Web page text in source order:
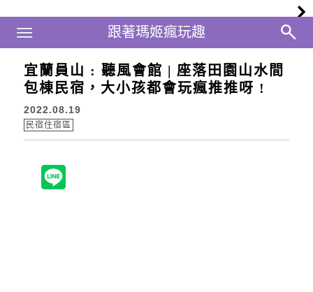
跟著瑪姬瘋玩趣跟著瑪姬瘋玩趣
Main Menu
宜蘭員山 : 聽風會館 | 座落田園山水間
包棟民宿，大小孩都會玩瘋推推呀 !
2022.08.19
民宿住宿區